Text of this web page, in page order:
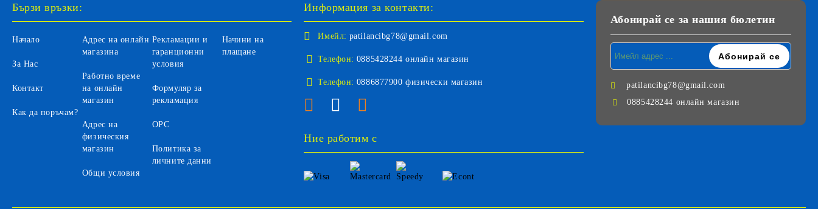
Бързи връзки:
Начало
За Нас
Контакт
Как да поръчам?
Адрес на онлайн
магазина
Работно време
на онлайн
магазин
Адрес на
физическия
магазин
Общи условия
Рекламации и
гаранционни
условия
Формуляр за
рекламация
ОРС
Политика за
личните данни
Начини на
плащане
Информация за контакти:
Имейл: patilancibg78@gmail.com
Телефон: 0885428244 онлайн магазин
Телефон: 0886877900 физически магазин
Ние работим с
Абонирай се за нашия бюлетин
patilancibg78@gmail.com
0885428244 онлайн магазин